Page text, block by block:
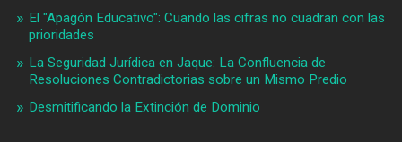
El "Apagón Educativo": Cuando las cifras no cuadran con las
prioridades
La Seguridad Jurídica en Jaque: La Confluencia de
Resoluciones Contradictorias sobre un Mismo Predio
Desmitificando la Extinción de Dominio